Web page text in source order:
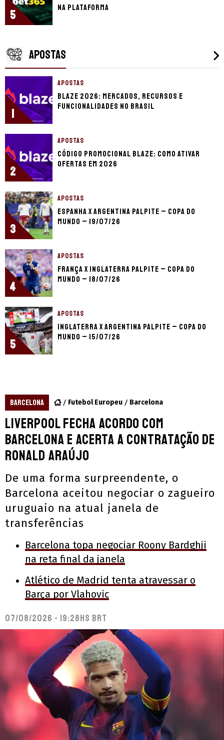
5
na plataforma
APOSTAS
1
APOSTAS
Blaze 2026: mercados, recursos e
funcionalidades no Brasil
2
APOSTAS
Código promocional Blaze: como ativar
ofertas em 2026
3
APOSTAS
Espanha x Argentina palpite – Copa do
Mundo – 19/07/26
4
APOSTAS
França x Inglaterra palpite – Copa do
Mundo – 18/07/26
5
APOSTAS
Inglaterra x Argentina palpite – Copa do
Mundo – 15/07/26
BARCELONA Futebol Europeu Barcelona
Liverpool fecha acordo com
Barcelona e acerta a contratação de
Ronald Araújo
De uma forma surpreendente, o
Barcelona aceitou negociar o zagueiro
uruguaio na atual janela de
transferências
Barcelona topa negociar Roony Bardghji
na reta final da janela
Atlético de Madrid tenta atravessar o
Barça por Vlahovic
07/08/2026 - 19:28hs BRT